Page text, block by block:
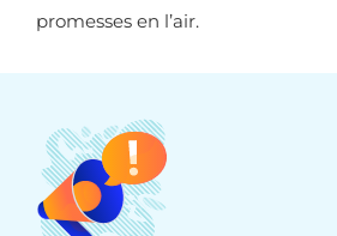
promesses en l’air.